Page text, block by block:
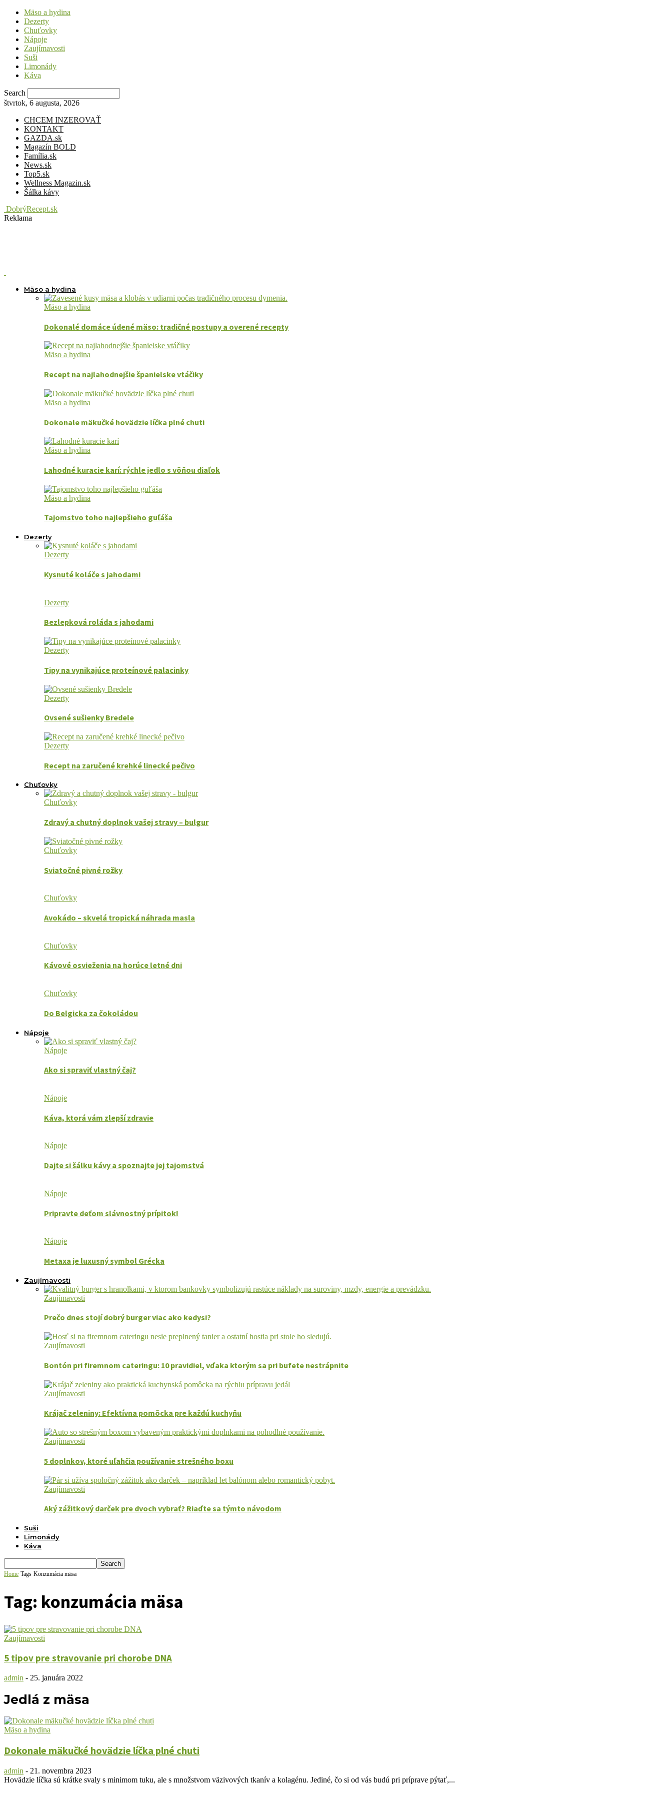
Mäso a hydina
Dezerty
Chuťovky
Nápoje
Zaujímavosti
Suši
Limonády
Káva
Search
štvrtok, 6 augusta, 2026
CHCEM INZEROVAŤ
KONTAKT
GAZDA.sk
Magazín BOLD
Família.sk
News.sk
Top5.sk
Wellness Magazin.sk
Šálka kávy
DobrýRecept.sk
Reklama
Mäso a hydina
Mäso a hydina
Dokonalé domáce údené mäso: tradičné postupy a overené recepty
Mäso a hydina
Recept na najlahodnejšie španielske vtáčiky
Mäso a hydina
Dokonale mäkučké hovädzie líčka plné chuti
Mäso a hydina
Lahodné kuracie karí: rýchle jedlo s vôňou diaľok
Mäso a hydina
Tajomstvo toho najlepšieho guľáša
Dezerty
Dezerty
Kysnuté koláče s jahodami
Dezerty
Bezlepková roláda s jahodami
Dezerty
Tipy na vynikajúce proteínové palacinky
Dezerty
Ovsené sušienky Bredele
Dezerty
Recept na zaručené krehké linecké pečivo
Chuťovky
Chuťovky
Zdravý a chutný doplnok vašej stravy – bulgur
Chuťovky
Sviatočné pivné rožky
Chuťovky
Avokádo – skvelá tropická náhrada masla
Chuťovky
Kávové osvieženia na horúce letné dni
Chuťovky
Do Belgicka za čokoládou
Nápoje
Nápoje
Ako si spraviť vlastný čaj?
Nápoje
Káva, ktorá vám zlepší zdravie
Nápoje
Dajte si šálku kávy a spoznajte jej tajomstvá
Nápoje
Pripravte deťom slávnostný prípitok!
Nápoje
Metaxa je luxusný symbol Grécka
Zaujímavosti
Zaujímavosti
Prečo dnes stojí dobrý burger viac ako kedysi?
Zaujímavosti
Bontón pri firemnom cateringu: 10 pravidiel, vďaka ktorým sa pri bufete nestrápnite
Zaujímavosti
Krájač zeleniny: Efektívna pomôcka pre každú kuchyňu
Zaujímavosti
5 doplnkov, ktoré uľahčia používanie strešného boxu
Zaujímavosti
Aký zážitkový darček pre dvoch vybrať? Riaďte sa týmto návodom
Suši
Limonády
Káva
Home Tags Konzumácia mäsa
Tag: konzumácia mäsa
Zaujímavosti
5 tipov pre stravovanie pri chorobe DNA
admin - 25. januára 2022
Jedlá z mäsa
Mäso a hydina
Dokonale mäkučké hovädzie líčka plné chuti
admin - 21. novembra 2023
Hovädzie líčka sú krátke svaly s minimom tuku, ale s množstvom väzivových tkanív a kolagénu. Jediné, čo si od vás budú pri príprave pýtať,...